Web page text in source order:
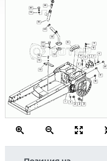
1
2
2 3
3
4
5
6
7
8
9
10
11
12
13
14
15
17
18
19
19
20
20
21
22
23
24
25
27